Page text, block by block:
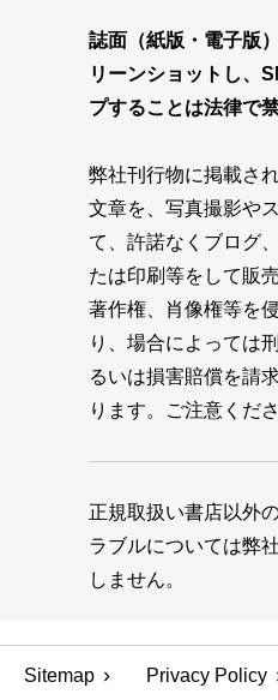
誌面（紙版・電子版
リーンショットし、
プすることは法律で
弊社刊行物に掲載さ
文章を、写真撮影や
て、許諾なくブログ
たは印刷等をして販
著作権、肖像権等を
り、場合によっては
るいは損害賠償を請
ります。ご注意くださ
正規取扱い書店以外
ラブルについては弊
しません。
Sitemap Privacy Policy